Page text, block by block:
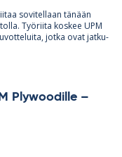
so­vi­tel­laan tä­nään
Työ­riita kos­kee UPM
jotka ovat jat­ku­
Plywoo­dille –